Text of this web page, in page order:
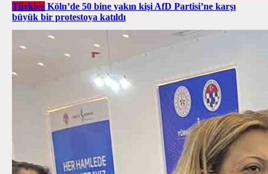
Türkiye Köln’de 50 bine yakın kişi AfD Partisi’ne karşı
büyük bir protestoya katıldı